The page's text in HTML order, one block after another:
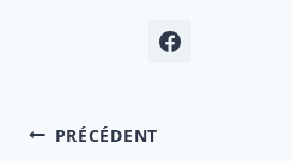
Navigation
PRÉCÉDENT